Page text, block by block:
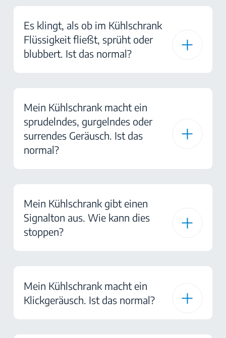
Es klingt, als ob im Kühlschrank
Flüssigkeit fließt, sprüht oder
blubbert. Ist das normal?
Mein Kühlschrank macht ein
sprudelndes, gurgelndes oder
surrendes Geräusch. Ist das
normal?
Mein Kühlschrank gibt einen
Signalton aus. Wie kann dies
stoppen?
Mein Kühlschrank macht ein
Klickgeräusch. Ist das normal?